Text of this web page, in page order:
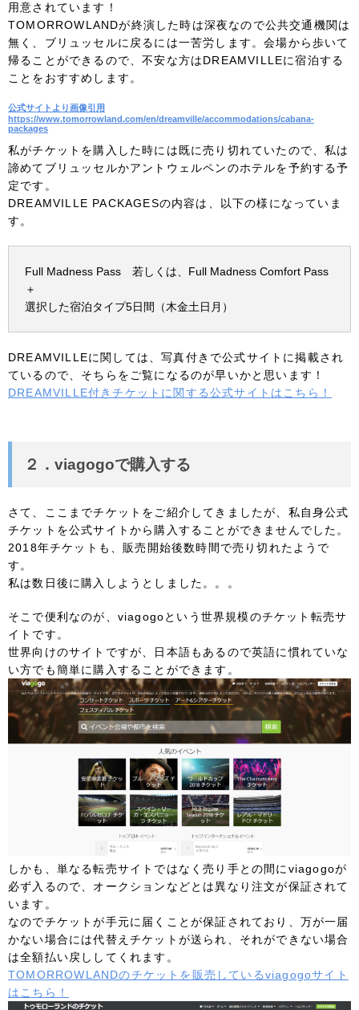
用意されています！
TOMORROWLANDが終演した時は深夜なので公共交通機関は
無く、ブリュッセルに戻るには一苦労します。会場から歩いて
帰ることができるので、不安な方はDREAMVILLEに宿泊する
ことをおすすめします。
公式サイトより画像引用
https://www.tomorrowland.com/en/dreamville/accommodations/cabana-
packages
私がチケットを購入した時には既に売り切れていたので、私は
諦めてブリュッセルかアントウェルペンのホテルを予約する予
定です。
DREAMVILLE PACKAGESの内容は、以下の様になっていま
す。
Full Madness Pass 若しくは、Full Madness Comfort Pass
＋
選択した宿泊タイプ5日間（木金土日月）
DREAMVILLEに関しては、写真付きで公式サイトに掲載され
ているので、そちらをご覧になるのが早いかと思います！
DREAMVILLE付きチケットに関する公式サイトはこちら！
２．viagogoで購入する
さて、ここまでチケットをご紹介してきましたが、私自身公式
チケットを公式サイトから購入することができませんでした。
2018年チケットも、販売開始後数時間で売り切れたようで
す。
私は数日後に購入しようとしました。。。
そこで便利なのが、viagogoという世界規模のチケット転売サ
イトです。
世界向けのサイトですが、日本語もあるので英語に慣れていな
い方でも簡単に購入することができます。
しかも、単なる転売サイトではなく売り手との間にviagogoが
必ず入るので、オークションなどとは異なり注文が保証されて
います。
なのでチケットが手元に届くことが保証されており、万が一届
かない場合には代替えチケットが送られ、それができない場合
は全額払い戻ししてくれます。
TOMORROWLANDのチケットを販売しているviagogoサイト
はこちら！